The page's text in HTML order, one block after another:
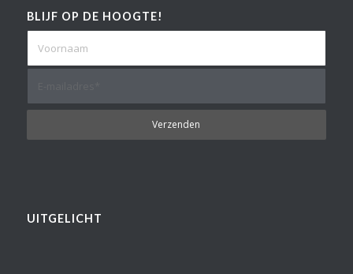
BLIJF OP DE HOOGTE!
UITGELICHT